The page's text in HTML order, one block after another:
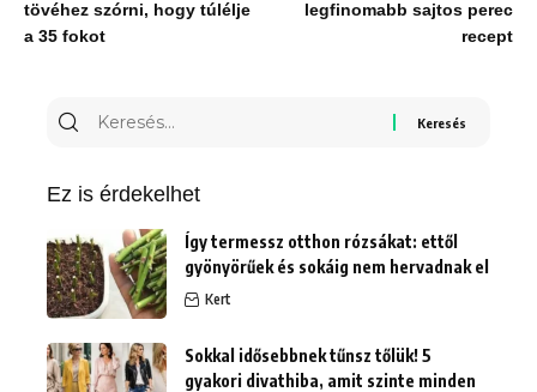
tövéhez szórni, hogy túlélje
a 35 fokot
legfinomabb sajtos perec
recept
Keresés
Ez is érdekelhet
Így termessz otthon rózsákat: ettől
gyönyörűek és sokáig nem hervadnak el
Kert
Sokkal idősebbnek tűnsz tőlük! 5
gyakori divathiba, amit szinte minden